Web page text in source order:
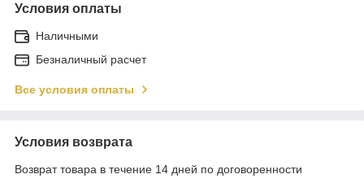
Условия оплаты
Наличными
Безналичный расчет
Все условия оплаты
Условия возврата
Возврат товара в течение 14 дней по договоренности